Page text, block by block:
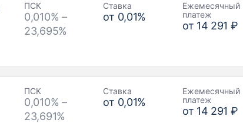
ПСК
0,010% –
23,695%
Ставка
от 0,01%
Ежемесячный
платеж
от 14 291 ₽
ПСК
0,010% –
23,691%
Ставка
от 0,01%
Ежемесячный
платеж
от 14 291 ₽